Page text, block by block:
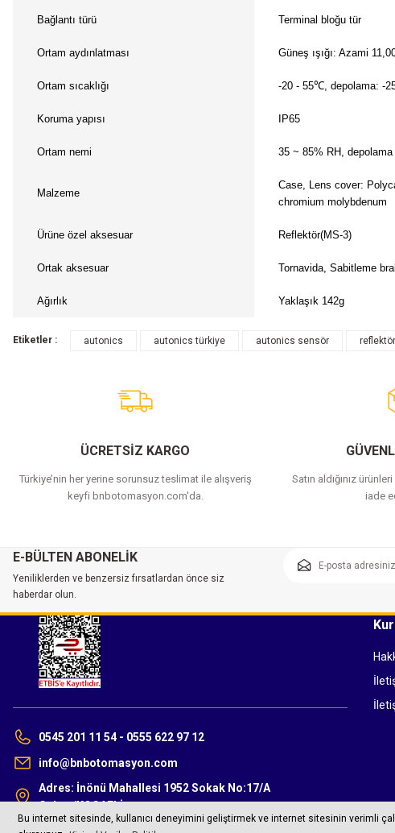
Bu internet sitesinde, kullanıcı deneyimini geliştirmek ve internet sitesinin verimli
Bağlantı türü Terminal bloğu tür
Ortam aydınlatması Güneş ışığı: Azami
Ortam sıcaklığı -20 - 55℃, depolama: -
Koruma yapısı IP65
Ortam nemi 35 ~ 85% RH,
Malzeme
Case, Lens cover:
chromium molybdenum
Ürüne özel aksesuar Reflektör(MS-3)
Ortak aksesuar Tornavida, Sabitleme
Ağırlık Yaklaşık 142g
Etiketler : autonics autonics türkiye autonics sensör
ÜCRETSİZ KARGO
Türkiye’nin her yerine sorunsuz teslimat ile alışveriş
keyfi bnbotomasyon.com'da.
Satın aldığınız
iade
E-BÜLTEN ABONELİK
Yeniliklerden ve benzersiz fırsatlardan önce siz
haberdar olun.
0545 201 11 54 - 0555 622 97 12
info@bnbotomasyon.com
Adres: İnönü Mahallesi 1952 Sokak No:17/A
Gebze/KOCAELİ
©2023 bnbotomasyon.com Tüm Hakları Saklıdır.